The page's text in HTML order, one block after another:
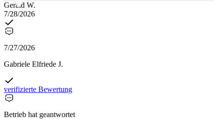
Gerald W.
7/28/2026
7/27/2026
Gabriele Elfriede J.
verifizierte Bewertung
Betrieb hat geantwortet